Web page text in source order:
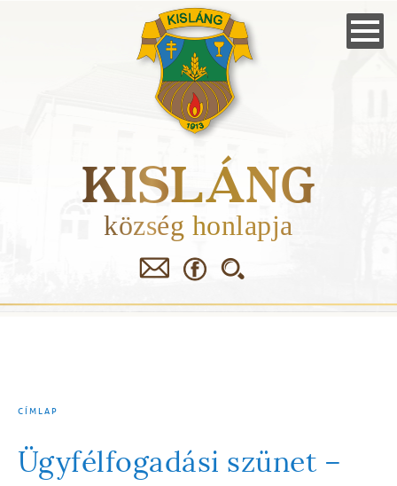
KISLÁNG
község honlapja
MORZSA
CÍMLAP
Ügyfélfogadási szünet –